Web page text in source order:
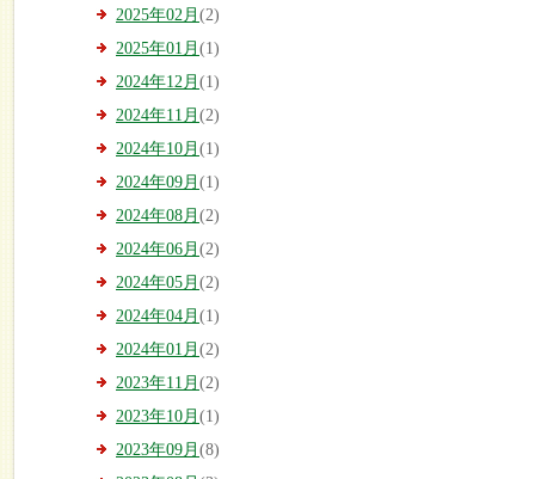
2025年02月 (2)
2025年01月 (1)
2024年12月 (1)
2024年11月 (2)
2024年10月 (1)
2024年09月 (1)
2024年08月 (2)
2024年06月 (2)
2024年05月 (2)
2024年04月 (1)
2024年01月 (2)
2023年11月 (2)
2023年10月 (1)
2023年09月 (8)